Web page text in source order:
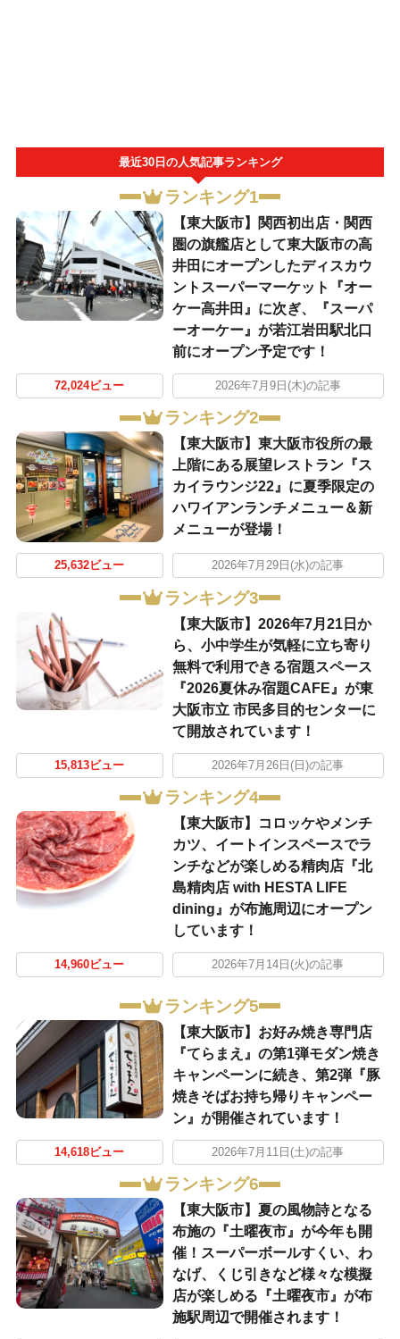
最近30日の人気記事ランキング
ランキング1
【東大阪市】関西初出店・関西
圏の旗艦店として東大阪市の高
井田にオープンしたディスカウ
ントスーパーマーケット『オー
ケー高井田』に次ぎ、『スーパ
ーオーケー』が若江岩田駅北口
前にオープン予定です！
72,024ビュー 2026年7月9日(木)の記事
ランキング2
【東大阪市】東大阪市役所の最
上階にある展望レストラン『ス
カイラウンジ22』に夏季限定の
ハワイアンランチメニュー＆新
メニューが登場！
25,632ビュー 2026年7月29日(水)の記事
ランキング3
【東大阪市】2026年7月21日か
ら、小中学生が気軽に立ち寄り
無料で利用できる宿題スペース
『2026夏休み宿題CAFE』が東
大阪市立 市民多目的センターに
て開放されています！
15,813ビュー 2026年7月26日(日)の記事
ランキング4
【東大阪市】コロッケやメンチ
カツ、イートインスペースでラ
ンチなどが楽しめる精肉店『北
島精肉店 with HESTA LIFE
dining』が布施周辺にオープン
しています！
14,960ビュー 2026年7月14日(火)の記事
ランキング5
【東大阪市】お好み焼き専門店
『てらまえ』の第1弾モダン焼き
キャンペーンに続き、第2弾『豚
焼きそばお持ち帰りキャンペー
ン』が開催されています！
14,618ビュー 2026年7月11日(土)の記事
ランキング6
【東大阪市】夏の風物詩となる
布施の『土曜夜市』が今年も開
催！スーパーボールすくい、わ
なげ、くじ引きなど様々な模擬
店が楽しめる『土曜夜市』が布
施駅周辺で開催されます！